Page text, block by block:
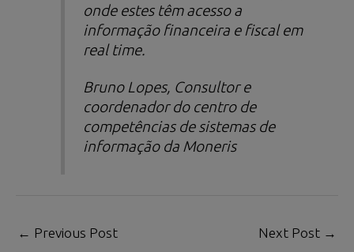
onde estes têm acesso a
informação financeira e fiscal em
real time.
Bruno Lopes, Consultor e
coordenador do centro de
competências de sistemas de
informação da Moneris
← Previous Post Next Post →